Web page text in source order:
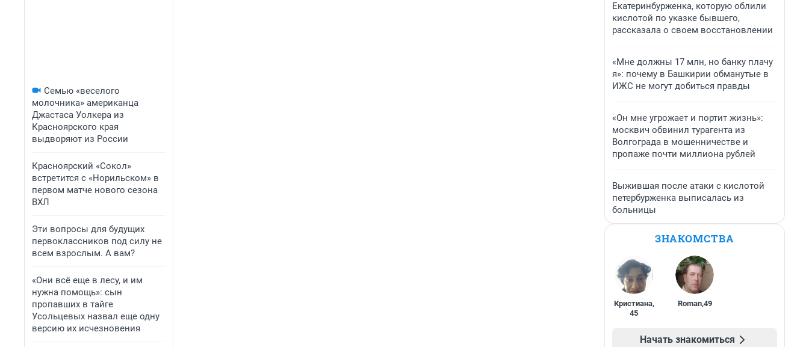
Семью «веселого
молочника» американца
Джастаса Уолкера из
Красноярского края
выдворяют из России
Красноярский «Сокол»
встретится с «Норильском» в
первом матче нового сезона
ВХЛ
Эти вопросы для будущих
первоклассников под силу не
всем взрослым. А вам?
«Они всё еще в лесу, и им
нужна помощь»: сын
пропавших в тайге
Усольцевых назвал еще одну
версию их исчезновения
Екатеринбурженка, которую облили
кислотой по указке бывшего,
рассказала о своем восстановлении
«Мне должны 17 млн, но банку плачу
я»: почему в Башкирии обманутые в
ИЖС не могут добиться правды
«Он мне угрожает и портит жизнь»:
москвич обвинил турагента из
Волгограда в мошенничестве и
пропаже почти миллиона рублей
Выжившая после атаки с кислотой
петербурженка выписалась из
больницы
ЗНАКОМСТВА
Кристиана,
45
Roman,49
Начать знакомиться